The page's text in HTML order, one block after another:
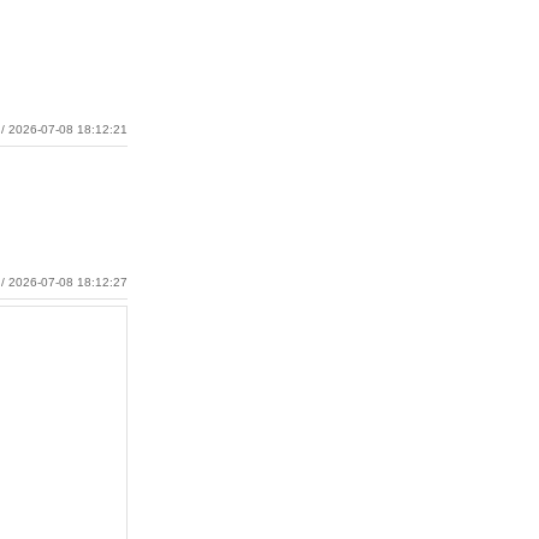
/ 2026-07-08 18:12:21
/ 2026-07-08 18:12:27